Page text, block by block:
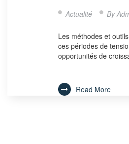
Actualité By
Les méthodes et
ces périodes de
opportunités de
Read More